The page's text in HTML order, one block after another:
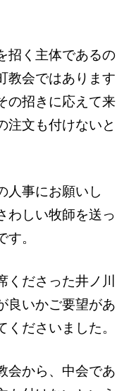
招く主体であるの
教会ではあります
の招きに応えて来
注文も付けないと
人事にお願いし
わしい牧師を送っ
。
ださった井ノ川
良いかご要望があ
ださいました。
会から、中会であ